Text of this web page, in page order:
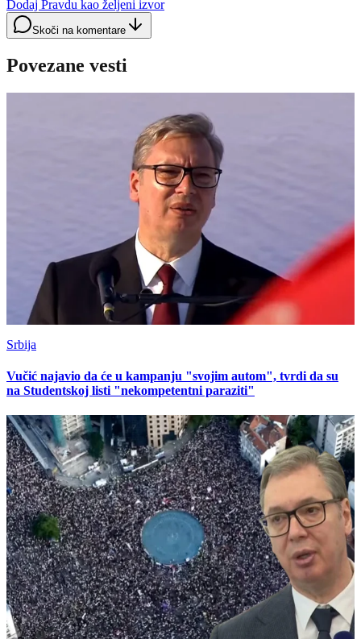
Dodaj Pravdu kao željeni izvor
Skoči na komentare
Povezane vesti
Srbija
Vučić najavio da će u kampanju "svojim autom", tvrdi da su
na Studentskoj listi "nekompetentni paraziti"